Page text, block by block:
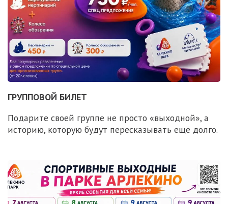
ГРУППОВОЙ БИЛЕТ
Подарите своей группе не просто «выходной», а
историю, которую будут пересказывать ещё долго.